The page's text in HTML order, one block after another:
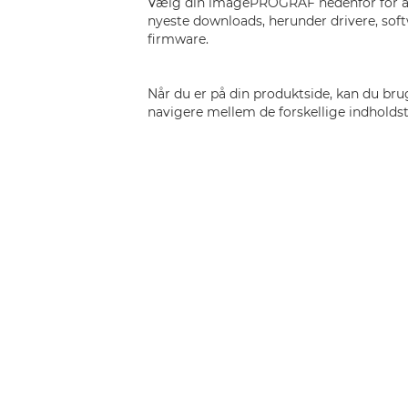
nyeste downloads, herunder drivere,
firmware.
Når du er på din produktside, kan du
navigere mellem de forskellige